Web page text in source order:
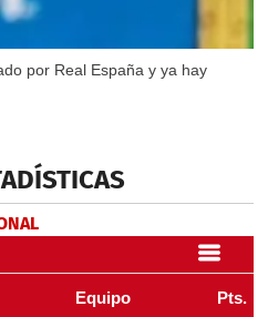
por Real España y ya hay